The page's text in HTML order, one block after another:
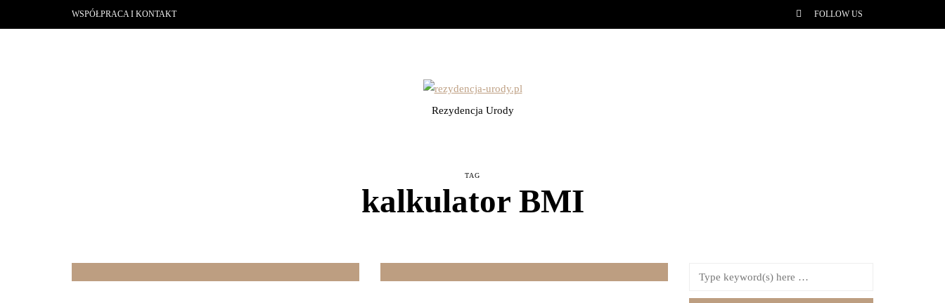
WSPÓŁPRACA I KONTAKT FOLLOW US
Rezydencja Urody
TAG
kalkulator BMI